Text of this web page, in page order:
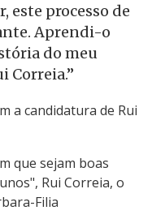
este processo de
Aprendi-o
do meu
Correia.”
a candidatura de Rui